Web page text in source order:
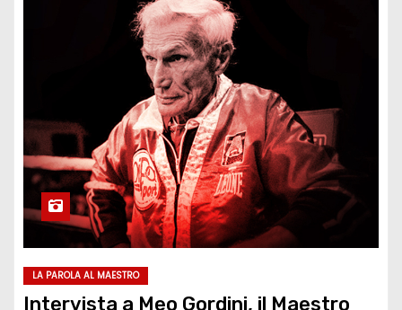
LA PAROLA AL MAESTRO
Intervista a Meo Gordini, il Maestro